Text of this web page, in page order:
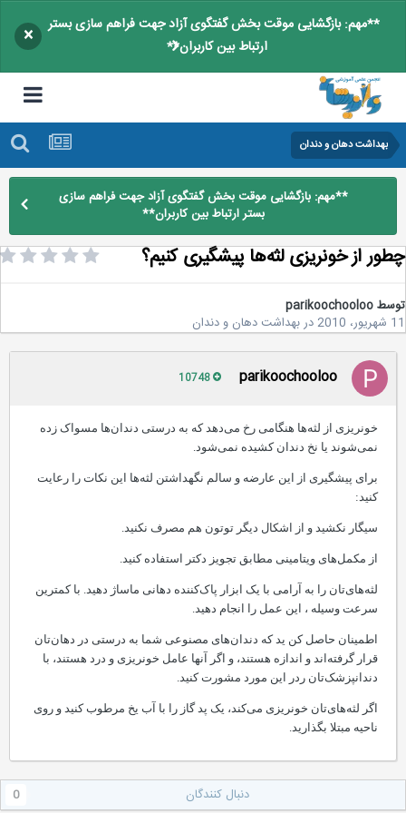
**مهم: بازگشایی موقت بخش گفتگوی آزاد جهت فراهم سازی بستر
ارتباط بین کاربران**
×
بهداشت دهان و دندان
**مهم: بازگشایی موقت بخش گفتگوی آزاد جهت فراهم سازی
بستر ارتباط بین کاربران**
از خونریزی لثه‌ها پیشگیری کنیم؟
parikoochooloo
دربهداشت دهان و دندان
parikoochooloo
خونریزی از لثه‌ها هنگامی رخ می‌دهد که به درستی دندان‌ها مسواک زده
نمی‌شوند یا نخ دندان کشیده نمی‌شود.
برای پیشگیری از این عارضه و سالم نگهداشتن لثه‌ها این نکات را رعایت
کنید:
سیگار نکشید و از اشکال دیگر توتون هم مصرف نکنید.
از مکمل‌های ویتامینی مطابق تجویز دکتر استفاده کنید.
لثه‌های‌تان را به آرامی با یک ابزار پاک‌کننده دهانی ماساژ دهید. با کمترین
سرعت وسیله ، این عمل را انجام دهید.
اطمینان حاصل کن ید که دندان‌های مصنوعی‌ شما به درستی در دهان‌تان
قرار گرفته‌اند و اندازه هستند،‌ و اگر آنها عامل خونریزی و درد هستند، با
دندانپزشک‌تان ردر این مورد مشورت کنید.
اگر لثه‌های‌تان خونریزی می‌کند، یک پد گاز را با آب یخ مرطوب کنید و روی
ناحیه مبتلا بگذارید.
دنبال کنندگان